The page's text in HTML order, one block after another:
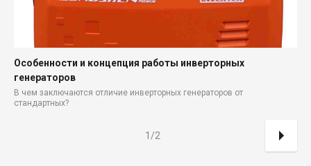
Особенности и концепция работы инверторных
генераторов
В чем заключаются отличие инверторных генераторов от
стандартных?
1/2